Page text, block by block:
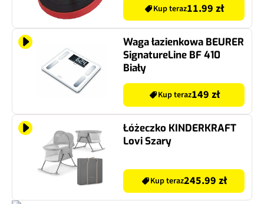
Kup teraz11.99 zł
Waga łazienkowa BEURER
SignatureLine BF 410
Biały
Kup teraz149 zł
Łóżeczko KINDERKRAFT
Lovi Szary
Kup teraz245.99 zł